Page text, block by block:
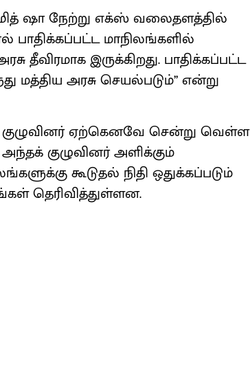
ஷா நேற்று எக்ஸ் வலைதளத்தில்
பாதிக்கப்பட்ட மாநிலங்களில்
தீவிரமாக இருக்கிறது. பாதிக்கப்பட்ட
அரசு செயல்படும்’’ என்று
குழுவினர் ஏற்கெனவே சென்று வெள்ள
குழுவினர் அளிக்கும்
கூடுதல் நிதி ஒதுக்கப்படும்
தெரிவித்துள்ளன.